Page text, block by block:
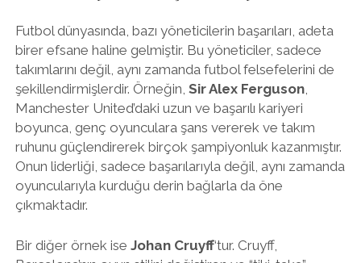
Futbol dünyasında, bazı yöneticilerin başarıları, adeta
birer efsane haline gelmiştir. Bu yöneticiler, sadece
takımlarını değil, aynı zamanda futbol felsefelerini de
şekillendirmişlerdir. Örneğin, Sir Alex Ferguson,
Manchester United’daki uzun ve başarılı kariyeri
boyunca, genç oyunculara şans vererek ve takım
ruhunu güçlendirerek birçok şampiyonluk kazanmıştır.
Onun liderliği, sadece başarılarıyla değil, aynı zamanda
oyuncularıyla kurduğu derin bağlarla da öne
çıkmaktadır.
Bir diğer örnek ise Johan Cruyff‘tur. Cruyff,